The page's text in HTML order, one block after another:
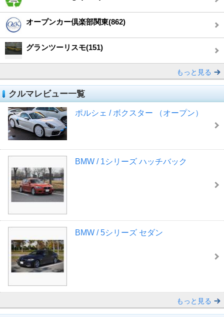
オープンカー倶楽部関東(862)
グランツーリスモ(151)
もっと見る
クルマレビュー一覧
ポルシェ / ボクスター （オープン）
BMW / 1シリーズ ハッチバック
BMW / 5シリーズ セダン
もっと見る